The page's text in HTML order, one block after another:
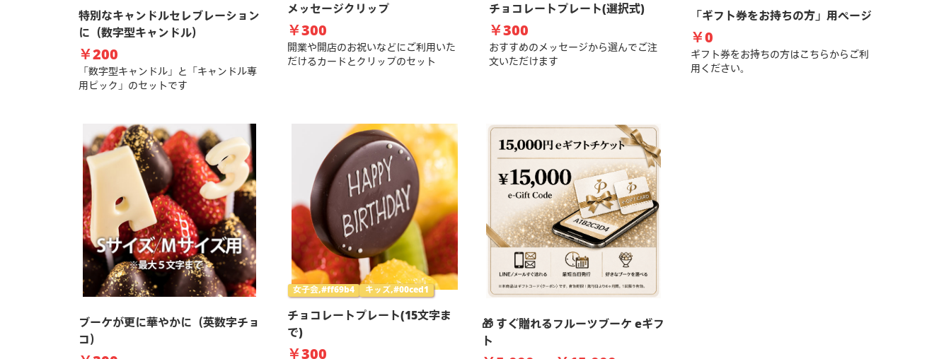
特別なキャンドルセレブレーション
に（数字型キャンドル）
￥200
「数字型キャンドル」と「キャンドル専
用ピック」のセットです
メッセージクリップ
￥300
開業や開店のお祝いなどにご利用いた
だけるカードとクリップのセット
チョコレートプレート(選択式)
￥300
おすすめのメッセージから選んでご注
文いただけます
「ギフト券をお持ちの方」用ページ
￥0
ギフト券をお持ちの方はこちらからご利
用ください。
ブーケが更に華やかに（英数字チョ
コ）
女子会,#ff69b4 キッズ,#00ced1
チョコレートプレート(15文字ま
で)
￥300
🎁 すぐ贈れるフルーツブーケ eギフ
ト